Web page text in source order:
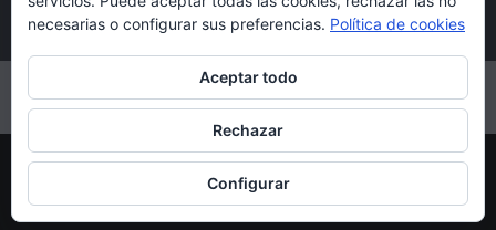
TwitterInstagramFacebookYouTube
Copyright 2021 MyiPop © Todos los derechos reservados.
por AF themes.
necesarias o configurar sus preferencias. Política de cookies
Aceptar todo
Rechazar
Configurar